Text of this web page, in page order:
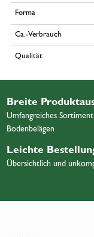
Forma
Ca.-Verbrauch
Qualität
Breite
Umfangreiches
Bodenbelägen
Leichte
Übersichtlich und